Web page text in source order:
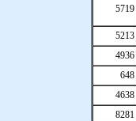
5719
5213
4936
648
4638
8281